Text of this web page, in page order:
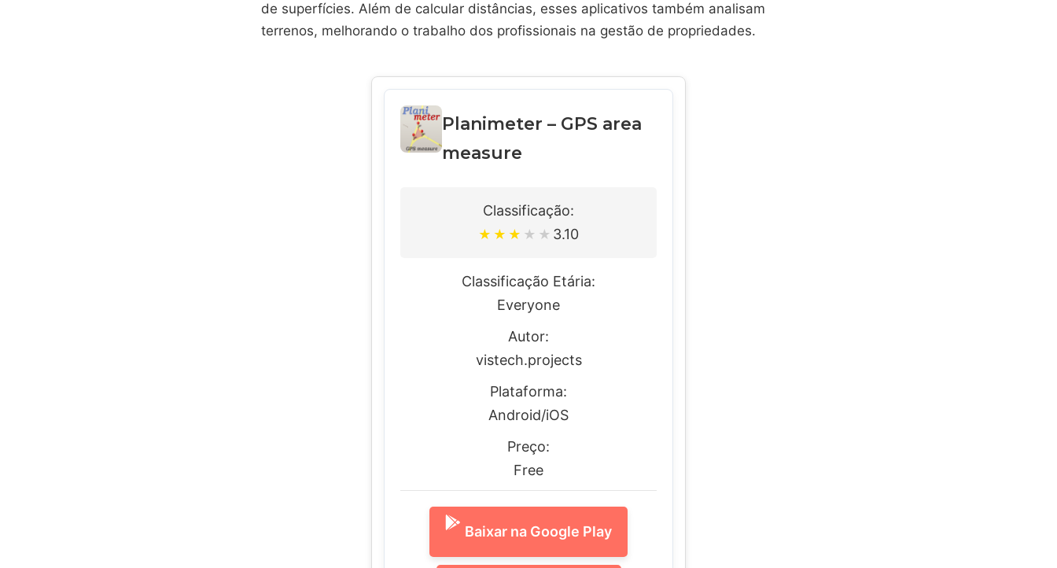
de superfícies. Além de calcular distâncias, esses aplicativos também analisam
terrenos, melhorando o trabalho dos profissionais na gestão de propriedades.
Planimeter – GPS area
measure
Classificação:
★ ★ ★ ★ ★ 3.10
Classificação Etária:
Everyone
Autor:
vistech.projects
Plataforma:
Android/iOS
Preço:
Free
Baixar na Google Play